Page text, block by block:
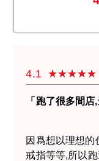
4.1
「跑了很多間
因爲想以理想的
戒指等等,所以